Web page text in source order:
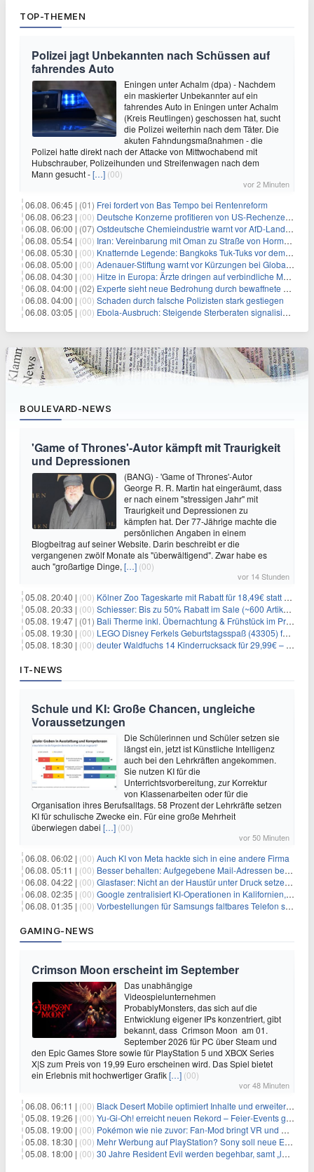
TOP-THEMEN
Polizei jagt Unbekannten nach Schüssen auf
fahrendes Auto
Eningen unter Achalm (dpa) - Nachdem
ein maskierter Unbekannter auf ein
fahrendes Auto in Eningen unter Achalm
(Kreis Reutlingen) geschossen hat, sucht
die Polizei weiterhin nach dem Täter. Die
akuten Fahndungsmaßnahmen - die
Polizei hatte direkt nach der Attacke von Mittwochabend mit
Hubschrauber, Polizeihunden und Streifenwagen nach dem
Mann gesucht -[…] (00)
vor 2 Minuten
06.08. 06:45 | (01) Frei fordert von Bas Tempo bei Rentenreform
06.08. 06:23 | (00) Deutsche Konzerne profitieren von US-Rechenzentrums-Boom
06.08. 06:00 | (07) Ostdeutsche Chemieindustrie warnt vor AfD-Landesregierung
06.08. 05:54 | (00) Iran: Vereinbarung mit Oman zu Straße von Hormus fast fertig
06.08. 05:30 | (00) Knatternde Legende: Bangkoks Tuk-Tuks vor dem Aus?
06.08. 05:00 | (00) Adenauer-Stiftung warnt vor Kürzungen bei Globaler Gesundheit
06.08. 04:30 | (00) Hitze in Europa: Ärzte dringen auf verbindliche Maßnahmen
06.08. 04:00 | (02) Experte sieht neue Bedrohung durch bewaffnete Drohnen
06.08. 04:00 | (00) Schaden durch falsche Polizisten stark gestiegen
06.08. 03:05 | (00) Ebola-Ausbruch: Steigende Sterberaten signalisieren dringenden Bedarf an verbesserter Gesundheitsinfrastruktur
BOULEVARD-NEWS
'Game of Thrones'-Autor kämpft mit Traurigkeit
und Depressionen
(BANG) - 'Game of Thrones'-Autor
George R. R. Martin hat eingeräumt, dass
er nach einem "stressigen Jahr" mit
Traurigkeit und Depressionen zu
kämpfen hat. Der 77-Jährige machte die
persönlichen Angaben in einem
Blogbeitrag auf seiner Website. Darin beschreibt er die
vergangenen zwölf Monate als "überwältigend". Zwar habe es
auch "großartige Dinge, […] (00)
vor 14 Stunden
05.08. 20:40 | (00) Kölner Zoo Tageskarte mit Rabatt für 18,49€ statt 29,50€ – einlösbar bis Dezember
05.08. 20:33 | (00) Schiesser: Bis zu 50% Rabatt im Sale (~600 Artikel zur Auswahl)
05.08. 19:47 | (01) Bali Therme inkl. Übernachtung & Frühstück im Premium Hotel (Bad Oeynhausen) ab 89€ p.P.
05.08. 19:30 | (00) LEGO Disney Ferkels Geburtstagsspaß (43305) für 29,10€
05.08. 18:30 | (00) deuter Waldfuchs 14 Kinderrucksack für 29,99€ – Amber-maple
IT-NEWS
Schule und KI: Große Chancen, ungleiche
Voraussetzungen
Die Schülerinnen und Schüler setzen sie
längst ein, jetzt ist Künstliche Intelligenz
auch bei den Lehrkräften angekommen.
Sie nutzen KI für die
Unterrichtsvorbereitung, zur Korrektur
von Klassenarbeiten oder für die
Organisation ihres Berufsalltags. 58 Prozent der Lehrkräfte setzen
KI für schulische Zwecke ein. Für eine große Mehrheit
überwiegen dabei […] (00)
vor 50 Minuten
06.08. 06:02 | (00) Auch KI von Meta hackte sich in eine andere Firma
06.08. 05:11 | (00) Besser behalten: Aufgegebene Mail-Adressen bergen Gefahren
06.08. 04:22 | (00) Glasfaser: Nicht an der Haustür unter Druck setzen lassen
06.08. 02:35 | (00) Google zentralisiert KI-Operationen in Kalifornien, um Rivale Anthropic und OpenAI zu überholen
06.08. 01:35 | (00) Vorbestellungen für Samsungs faltbares Telefon steigen um 30 % in einem wettbewerbsintensiven Markt
GAMING-NEWS
Crimson Moon erscheint im September
Das unabhängige
Videospielunternehmen
ProbablyMonsters, das sich auf die
Entwicklung eigener IPs konzentriert, gibt
bekannt, dass Crimson Moon am 01.
September 2026 für PC über Steam und
den Epic Games Store sowie für PlayStation 5 und XBOX Series
X|S zum Preis von 19,99 Euro erscheinen wird. Das Spiel bietet
ein Erlebnis mit hochwertiger Grafik[…] (00)
vor 48 Minuten
06.08. 06:11 | (00) Black Desert Mobile optimiert Inhalte und erweitert Treasure Access
05.08. 19:26 | (00) Yu‑Gi‑Oh! erreicht neuen Rekord – Feier‑Events gestartet
05.08. 19:00 | (00) Pokémon wie nie zuvor: Fan-Mod bringt VR und Ego-Perspektive nach Kanto
05.08. 18:30 | (00) Mehr Werbung auf PlayStation? Sony soll neue Einnahmequellen prüfen
05.08. 18:00 | (00) 30 Jahre Resident Evil werden begehbar, samt „lebensgroßem Leon“